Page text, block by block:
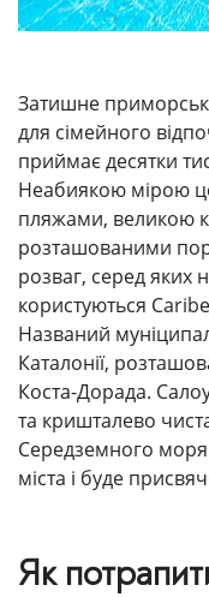
Затишне
для сімейного
приймає десятки
Неабиякою мірою
пляжами, великою
розташованими
розваг, серед яких
користуються
Названий
Каталонії,
Коста-Дорада.
та кришталево
Середземного
міста і буде
Як